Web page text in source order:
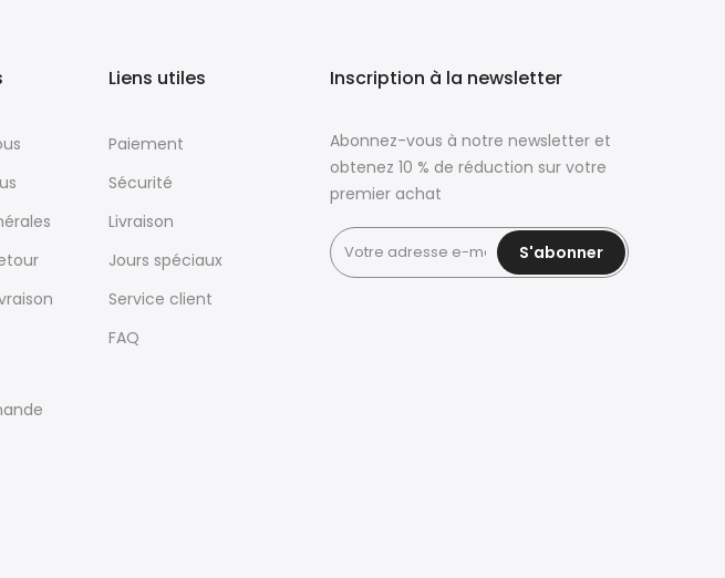
Liens utiles
Paiement
Sécurité
Livraison
Jours spéciaux
Service client
FAQ
Inscription à la newsletter
Abonnez-vous à notre newsletter et
obtenez 10 % de réduction sur votre
premier achat
S'abonner